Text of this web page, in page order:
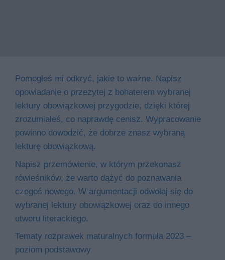
Pomogłeś mi odkryć, jakie to ważne. Napisz
opowiadanie o przeżytej z bohaterem wybranej
lektury obowiązkowej przygodzie, dzięki której
zrozumiałeś, co naprawdę cenisz. Wypracowanie
powinno dowodzić, że dobrze znasz wybraną
lekturę obowiązkową.
Napisz przemówienie, w którym przekonasz
rówieśników, że warto dążyć do poznawania
czegoś nowego. W argumentacji odwołaj się do
wybranej lektury obowiązkowej oraz do innego
utworu literackiego.
Tematy rozprawek maturalnych formuła 2023 –
poziom podstawowy